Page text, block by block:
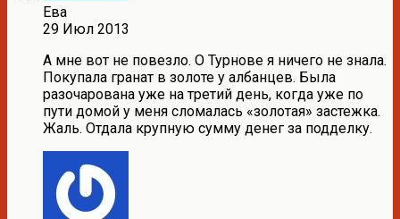
Ева
29 Июл 2013
А мне вот не повезло. О Турнове я ничего не знала.
Покупала гранат в золоте у албанцев. Была
разочарована уже на третий день, когда уже по
пути домой у меня сломалась «золотая» застежка.
Жаль. Отдала крупную сумму денег за подделку.